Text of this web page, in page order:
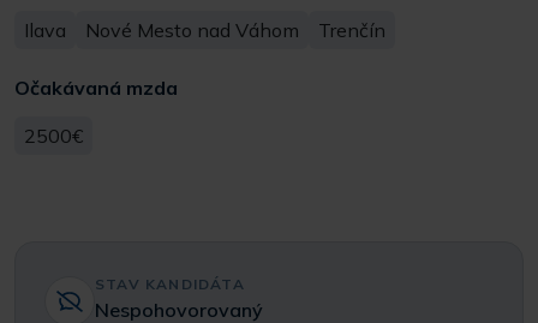
Ilava
Nové Mesto nad Váhom Trenčín
Očakávaná mzda
2500€
STAV KANDIDÁTA
Nespohovorovaný